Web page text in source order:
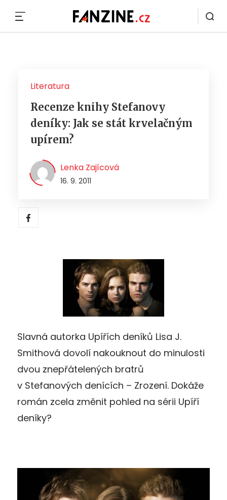
Literatura
Recenze knihy Stefanovy
deníky: Jak se stát krvelačným
upírem?
Lenka Zajícová
16. 9. 2011
Slavná autorka Upířích deníků Lisa J.
Smithová dovolí nakouknout do minulosti
dvou znepřátelených bratrů
v Stefanových denících – Zrození. Dokáže
román zcela změnit pohled na sérii Upíří
deníky?